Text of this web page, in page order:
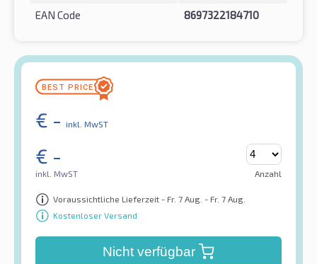
EAN Code
8697322184710
€ - inkl. MwST
€ -
inkl. MwST Anzahl
Voraussichtliche Lieferzeit - Fr. 7 Aug. - Fr. 7 Aug.
Kostenloser Versand
Nicht verfügbar